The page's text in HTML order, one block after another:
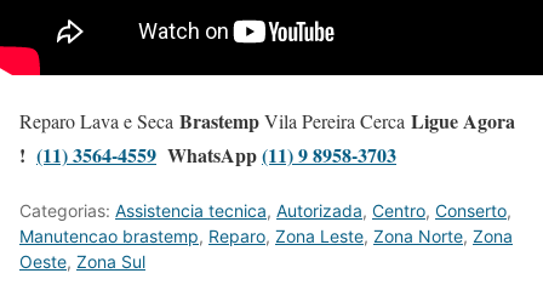
Reparo Lava e Seca BrastempVila Pereira Cerca Ligue Agora
! (11) 3564-4559 WhatsApp(11) 9 8958-3703
Categorias: Assistencia tecnica, Autorizada, Centro, Conserto,
Manutencao brastemp, Reparo, Zona Leste, Zona Norte, Zona
Oeste, Zona Sul